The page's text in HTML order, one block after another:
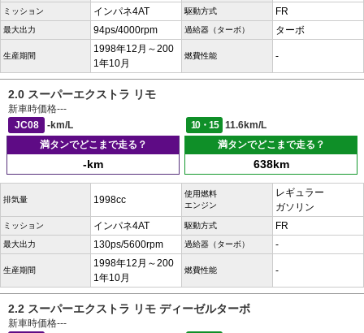
ミッション インパネ4AT 駆動方式 FR
最大出力 94ps/4000rpm 過給器（ターボ） ターボ
生産期間
1998年12月～200
1年10月
燃費性能 -
2.0 スーパーエクストラ リモ
新車時価格---
JC08
-km/L 10・15
11.6km/L
満タンでどこまで走る？
-km
満タンでどこまで走る？
638km
排気量 1998cc
使用燃料
エンジン
レギュラー
ガソリン
ミッション インパネ4AT 駆動方式 FR
最大出力 130ps/5600rpm 過給器（ターボ） -
生産期間
1998年12月～200
1年10月
燃費性能 -
2.2 スーパーエクストラ リモ ディーゼルターボ
新車時価格---